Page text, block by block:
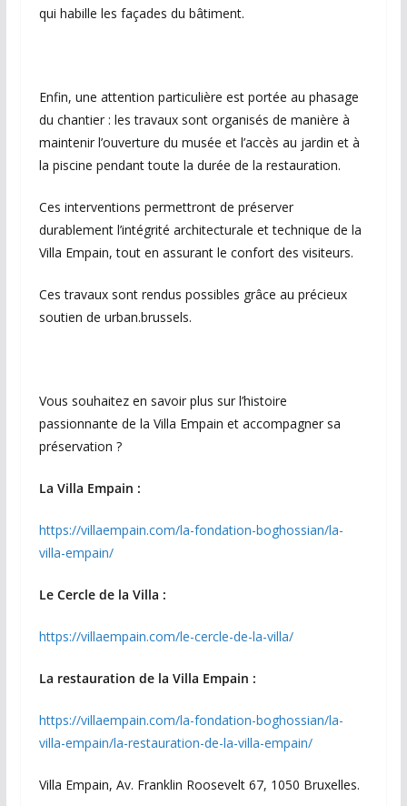
qui habille les façades du bâtiment.
Enfin, une attention particulière est portée au phasage
du chantier : les travaux sont organisés de manière à
maintenir l’ouverture du musée et l’accès au jardin et à
la piscine pendant toute la durée de la restauration.
Ces interventions permettront de préserver
durablement l’intégrité architecturale et technique de la
Villa Empain, tout en assurant le confort des visiteurs.
Ces travaux sont rendus possibles grâce au précieux
soutien de urban.brussels.
Vous souhaitez en savoir plus sur l’histoire
passionnante de la Villa Empain et accompagner sa
préservation ?
La Villa Empain :
https://villaempain.com/la-fondation-boghossian/la-
villa-empain/
Le Cercle de la Villa :
https://villaempain.com/le-cercle-de-la-villa/
La restauration de la Villa Empain :
https://villaempain.com/la-fondation-boghossian/la-
villa-empain/la-restauration-de-la-villa-empain/
Villa Empain, Av. Franklin Roosevelt 67, 1050 Bruxelles.